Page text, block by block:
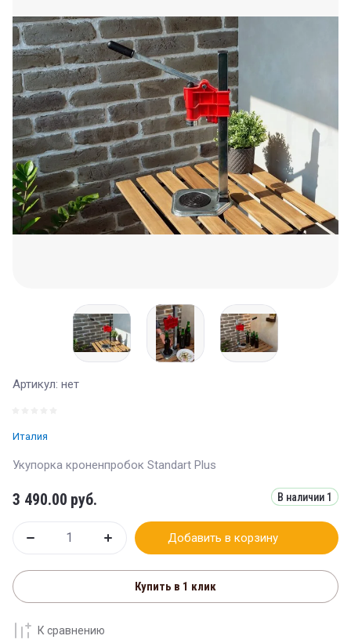
Артикул: нет
Италия
Укупорка кроненпробок Standart Plus
В наличии 1
3 490.00 руб.
Добавить в корзину
Купить в 1 клик
К сравнению